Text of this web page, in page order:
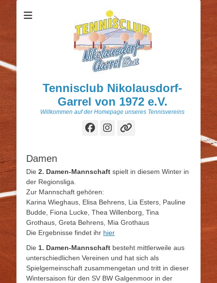
Tennisclub Nikolausdorf-
Garrel von 1972 e.V.
Willkommen auf der Homepage unseres Tennisvereins
Facebook
Instagram
Verknüpfung
Damen
Die 2. Damen-Mannschaft spielt in diesem Winter in
der Regionsliga.
Zur Mannschaft gehören:
Karina Wieghaus, Elisa Behrens, Lia Esters, Pauline
Budde, Fiona Lucke, Thea Willenborg, Tina
Grothaus, Greta Behrens, Mia Grothaus
Die Ergebnisse findet ihr hier
Die 1. Damen-Mannschaft besteht mittlerweile aus
unterschiedlichen Vereinen und hat sich als
Spielgemeinschaft zusammengetan und tritt in dieser
Wintersaison für den SV BW Galgenmoor in der